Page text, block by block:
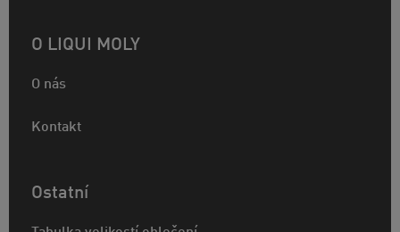
O LIQUI MOLY
O nás
Kontakt
Ostatní